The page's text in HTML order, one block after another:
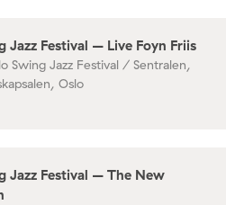
Jazz Festival – Live Foyn Friis
Swing Jazz Festival / Sentralen,
Oslo
Jazz Festival – The New